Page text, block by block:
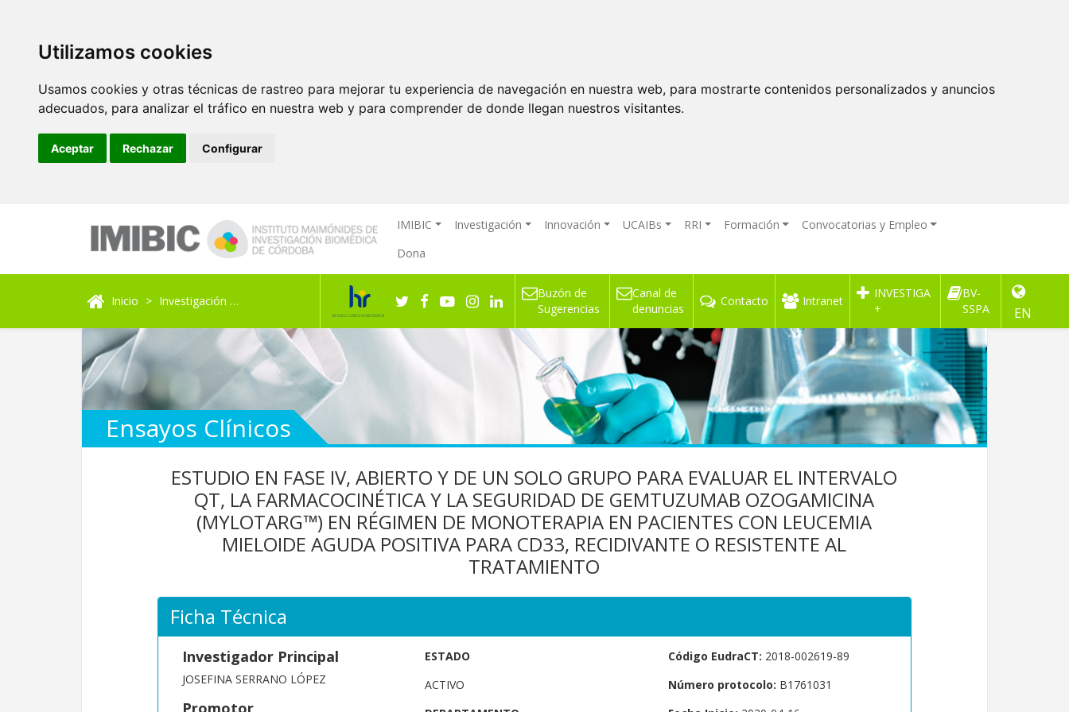
Utilizamos cookies
Usamos cookies y otras técnicas de rastreo para mejorar tu experiencia de navegación en nuestra web, para mostrarte contenidos personalizados y anuncios
adecuados, para analizar el tráfico en nuestra web y para comprender de donde llegan nuestros visitantes.
Aceptar Rechazar Configurar
IMIBIC Investigación Innovación UCAIBs RRI Formación
Convocatorias y Empleo
Dona
Inicio Investigación Unidad de Investigación Clínica
Buzón de
Sugerencias
Canal de
denuncias
Contacto Intranet
INVESTIGA
+
BV-
SSPA
EN
Ensayos Clínicos
ESTUDIO EN FASE IV, ABIERTO Y DE UN SOLO GRUPO PARA EVALUAR EL INTERVALO
QT, LA FARMACOCINÉTICA Y LA SEGURIDAD DE GEMTUZUMAB OZOGAMICINA
(MYLOTARG™) EN RÉGIMEN DE MONOTERAPIA EN PACIENTES CON LEUCEMIA
MIELOIDE AGUDA POSITIVA PARA CD33, RECIDIVANTE O RESISTENTE AL
TRATAMIENTO
Ficha Técnica
Investigador Principal
JOSEFINA SERRANO LÓPEZ
Promotor
ESTADO
ACTIVO
Código EudraCT: 2018-002619-89
Número protocolo: B1761031